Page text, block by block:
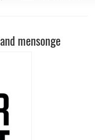
mensonge